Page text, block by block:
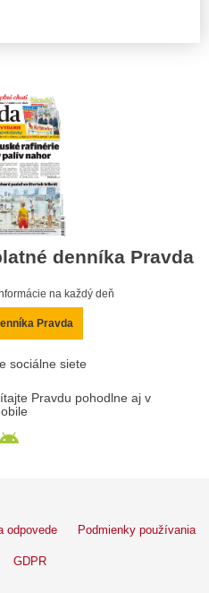
denníka Pravda
na každý deň
Pravda
sociálne siete
Pravdu pohodlne aj v
odpovede Podmienky používania
GDPR